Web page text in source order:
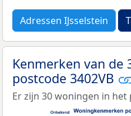
Adressen IJsselstein
Kenmerken van de
postcode 3402VB
Er zijn 30 woningen in het